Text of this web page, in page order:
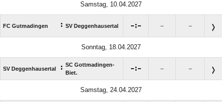
Samstag, 10.04.2027
FC Gutmadingen : SV Deggenhausertal : – –
Sonntag, 18.04.2027
SV Deggenhausertal : SC Gottmadingen-
Biet.
: – –
Samstag, 24.04.2027